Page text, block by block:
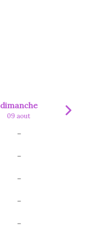
dimanche
09 aout
-
-
-
-
-